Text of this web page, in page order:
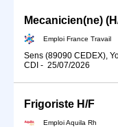
Mecanicien(ne)
Emploi France Travail
Sens (89090 CEDEX),
CDI - 25/07/2026
Frigoriste H/F
Emploi Aquila Rh